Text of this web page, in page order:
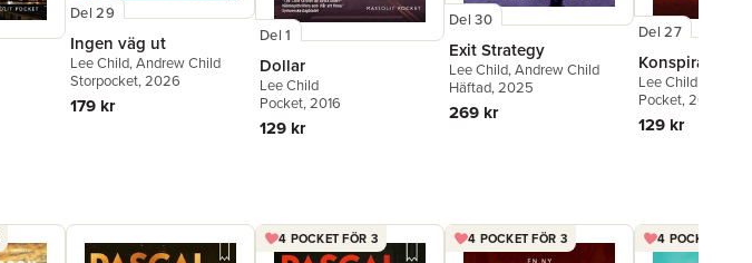
Del 29
Ingen väg ut
Lee Child,Andrew Child
Storpocket, 2026
179 kr
Del 1
Dollar
Lee Child
Pocket, 2016
129 kr
Del 30
Exit Strategy
Lee Child,Andrew Child
Häftad, 2025
269 kr
Del 27
Lee Child,
Pocket, 2024
129 kr
4 POCKET FÖR 3 4 POCKET FÖR 3 4 POCKET FÖR